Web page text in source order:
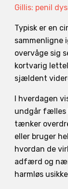
Gillis: penil
Typisk er en
sammenligne
overvåge sig
kortvarig
sjældent
I hverdagen
undgår fælles
tænker
eller bruger
hvordan de
adfærd og
harmløs